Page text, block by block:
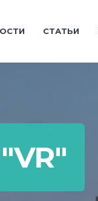
СТАТЬИ